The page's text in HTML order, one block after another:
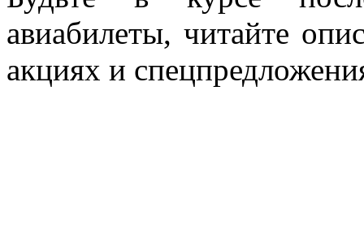
авиабилеты, читайте
акциях и